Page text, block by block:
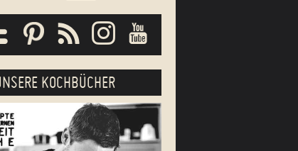
KOCHBÜCHER